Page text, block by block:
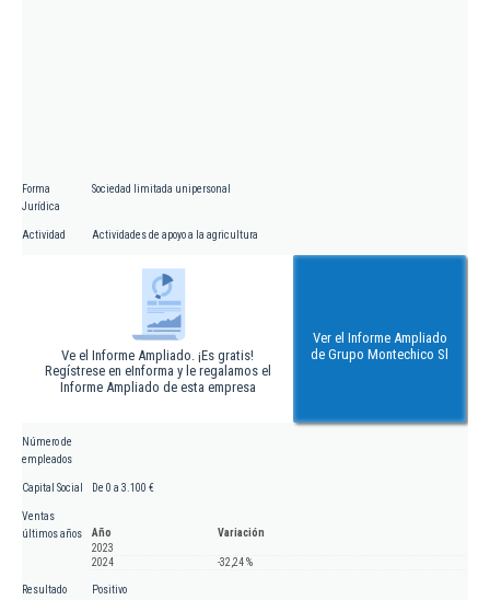
Forma
Jurídica
Sociedad limitada unipersonal
Actividad Actividades de apoyo a la agricultura
Ve el Informe Ampliado. ¡Es gratis!
Regístrese en eInforma y le regalamos el
Informe Ampliado de esta empresa
Ver el Informe Ampliado
de Grupo Montechico Sl
Número de
empleados
Capital Social De 0 a 3.100 €
Ventas
últimos años
Año
Variación
2023
2024
-32,24 %
Resultado
Positivo